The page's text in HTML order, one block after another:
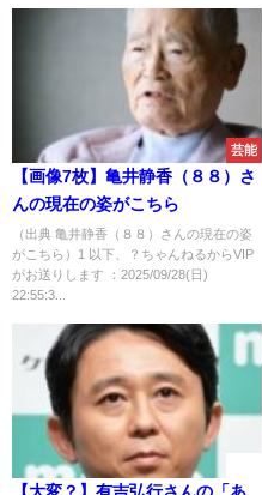
芸能
【画像7枚】亀井静香（８８）さ
んの現在の姿がこちら
（出典 亀井静香（８８）さんの現在の姿
がこちら）1 以下、？ちゃんねるからVIP
がお送りします ：2025/09/28(日)
22:55:3...
【大変？】有吉弘行さんの「あ